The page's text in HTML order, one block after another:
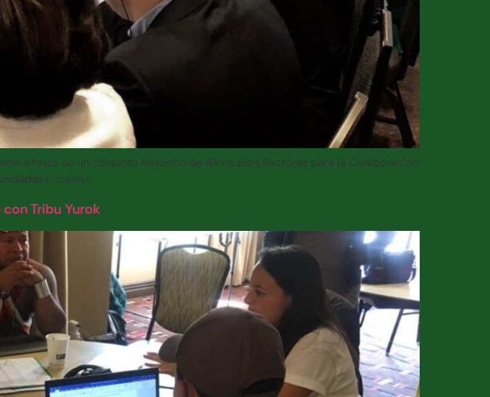
a favor de un conjunto histórico de «Principios Rectores para la Colaboración
Locales»
Tribu Yurok